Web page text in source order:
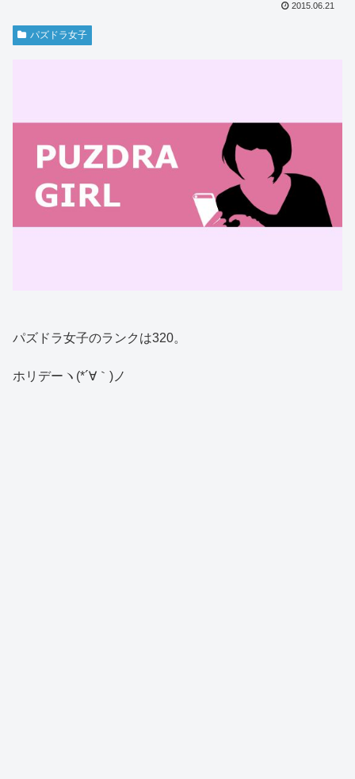
2015.06.21
パズドラ女子
パズドラ女子のランクは320。
ホリデーヽ(*´∀｀)ノ